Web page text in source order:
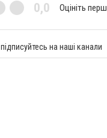
0,0 Оцініть
на наші канали